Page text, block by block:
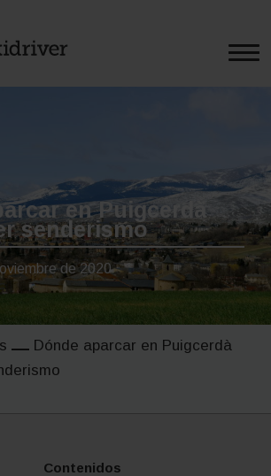
en Puigcerdà
senderismo
de 2020
Dónde aparcar en Puigcerdà
Contenidos